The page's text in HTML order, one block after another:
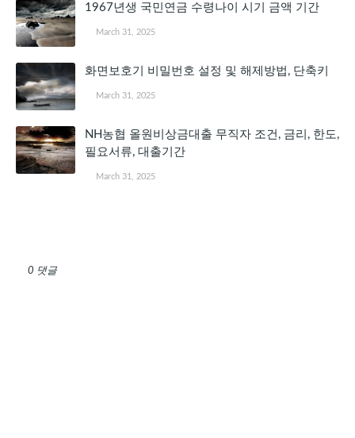
1967년생 국민연금 수령나이 시기 금액 기간
March 31, 2025
화면보호기 비밀번호 설정 및 해제방법, 단축키
March 31, 2025
NH농협 올원비상금대출 무직자 조건, 금리, 한도,
필요서류, 대출기간
March 31, 2025
0 댓글